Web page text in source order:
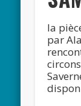
la
par